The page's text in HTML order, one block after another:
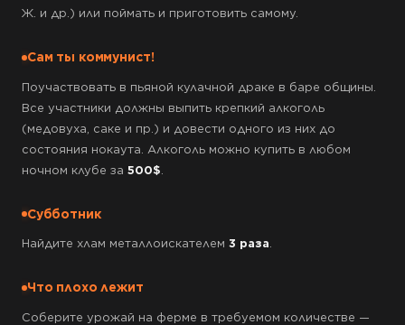
Ж. и др.) или поймать и приготовить самому.
Сам ты коммунист!
Поучаствовать в пьяной кулачной драке в баре общины.
Все участники должны выпить крепкий алкоголь
(медовуха, саке и пр.) и довести одного из них до
состояния нокаута. Алкоголь можно купить в любом
ночном клубе за 500$
Субботник
Найдите хлам металлоискателем 3 раза.
Что плохо лежит
Соберите урожай на ферме в требуемом количестве —